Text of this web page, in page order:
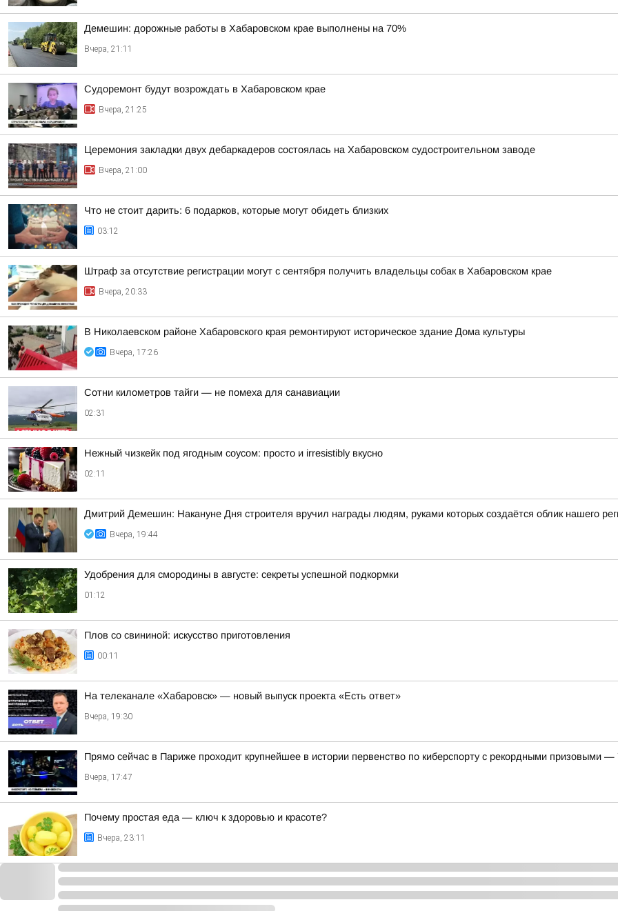
Демешин: дорожные работы в Хабаровском крае выполнены на 70%
Вчера, 21:11
Судоремонт будут возрождать в Хабаровском крае
Вчера, 21:25
Церемония закладки двух дебаркадеров состоялась на Хабаровском судостроительном заводе
Вчера, 21:00
Что не стоит дарить: 6 подарков, которые могут обидеть близких
03:12
Штраф за отсутствие регистрации могут с сентября получить владельцы собак в Хабаровском крае
Вчера, 20:33
В Николаевском районе Хабаровского края ремонтируют историческое здание Дома культуры
Вчера, 17:26
Сотни километров тайги — не помеха для санавиации
02:31
Нежный чизкейк под ягодным соусом: просто и irresistibly вкусно
02:11
Дмитрий Демешин: Накануне Дня строителя вручил награды людям, руками которых создаётся облик нашего
Вчера, 19:44
Удобрения для смородины в августе: секреты успешной подкормки
01:12
Плов со свининой: искусство приготовления
00:11
На телеканале «Хабаровск» — новый выпуск проекта «Есть ответ»
Вчера, 19:30
Прямо сейчас в Париже проходит крупнейшее в истории первенство по киберспорту с рекордными призовыми
Вчера, 17:47
Почему простая еда — ключ к здоровью и красоте?
Вчера, 23:11